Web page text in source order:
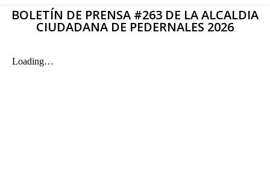
BOLETÍN DE PRENSA #263 DE LA ALCALDIA
CIUDADANA DE PEDERNALES 2026